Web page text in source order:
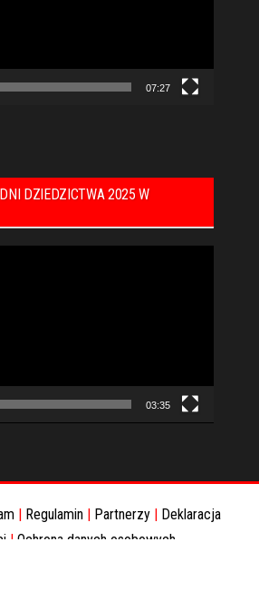
07:27
DZIEDZICTWA 2025 W
03:35
Regulamin Partnerzy
Deklaracja
| Ochrona danych osobowych